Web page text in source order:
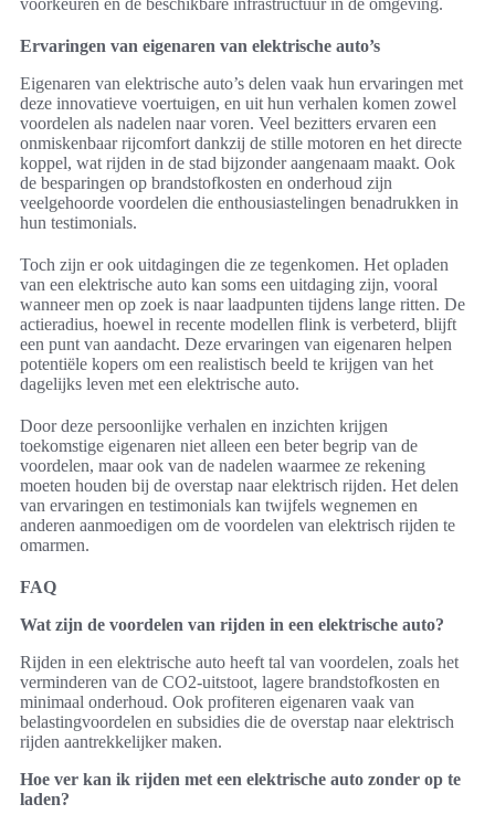
Ervaringen van eigenaren van elektrische auto’s
Eigenaren van elektrische auto’s delen vaak hun ervaringen met
deze innovatieve voertuigen, en uit hun verhalen komen zowel
voordelen als nadelen naar voren. Veel bezitters ervaren een
onmiskenbaar rijcomfort dankzij de stille motoren en het directe
koppel, wat rijden in de stad bijzonder aangenaam maakt. Ook
de besparingen op brandstofkosten en onderhoud zijn
veelgehoorde voordelen die enthousiastelingen benadrukken in
hun testimonials.
Toch zijn er ook uitdagingen die ze tegenkomen. Het opladen
van een elektrische auto kan soms een uitdaging zijn, vooral
wanneer men op zoek is naar laadpunten tijdens lange ritten. De
actieradius, hoewel in recente modellen flink is verbeterd, blijft
een punt van aandacht. Deze ervaringen van eigenaren helpen
potentiële kopers om een realistisch beeld te krijgen van het
dagelijks leven met een elektrische auto.
Door deze persoonlijke verhalen en inzichten krijgen
toekomstige eigenaren niet alleen een beter begrip van de
voordelen, maar ook van de nadelen waarmee ze rekening
moeten houden bij de overstap naar elektrisch rijden. Het delen
van ervaringen en testimonials kan twijfels wegnemen en
anderen aanmoedigen om de voordelen van elektrisch rijden te
omarmen.
FAQ
Wat zijn de voordelen van rijden in een elektrische auto?
Rijden in een elektrische auto heeft tal van voordelen, zoals het
verminderen van de CO2-uitstoot, lagere brandstofkosten en
minimaal onderhoud. Ook profiteren eigenaren vaak van
belastingvoordelen en subsidies die de overstap naar elektrisch
rijden aantrekkelijker maken.
Hoe ver kan ik rijden met een elektrische auto zonder op te
laden?